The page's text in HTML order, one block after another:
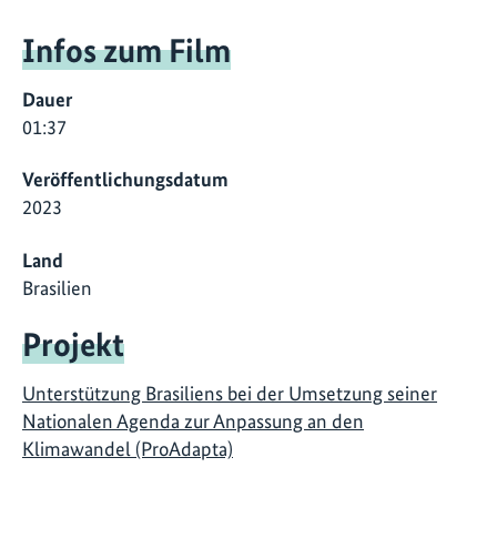
Infos zum Film
Dauer
01:37
Veröffentlichungsdatum
2023
Land
Brasilien
Projekt
Unterstützung Brasiliens bei der Umsetzung seiner
Nationalen Agenda zur Anpassung an den
Klimawandel (ProAdapta)